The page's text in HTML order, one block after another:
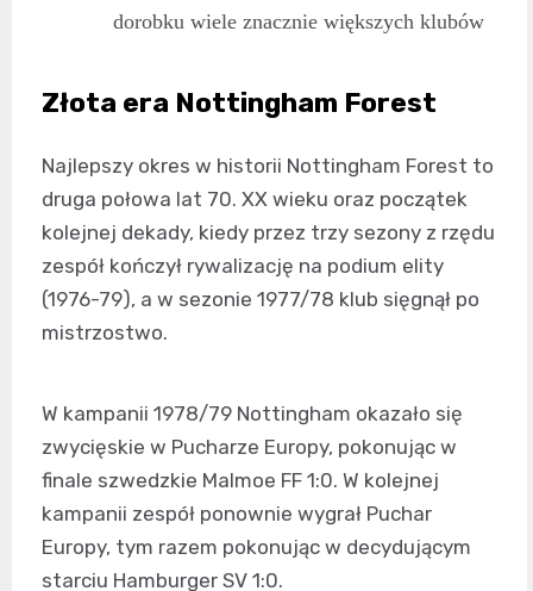
dorobku wiele znacznie większych klubów
Złota era Nottingham Forest
Najlepszy okres w historii Nottingham Forest to
druga połowa lat 70. XX wieku oraz początek
kolejnej dekady, kiedy przez trzy sezony z rzędu
zespół kończył rywalizację na podium elity
(1976-79), a w sezonie 1977/78 klub sięgnął po
mistrzostwo.
W kampanii 1978/79 Nottingham okazało się
zwycięskie w Pucharze Europy, pokonując w
finale szwedzkie Malmoe FF 1:0. W kolejnej
kampanii zespół ponownie wygrał Puchar
Europy, tym razem pokonując w decydującym
starciu Hamburger SV 1:0.